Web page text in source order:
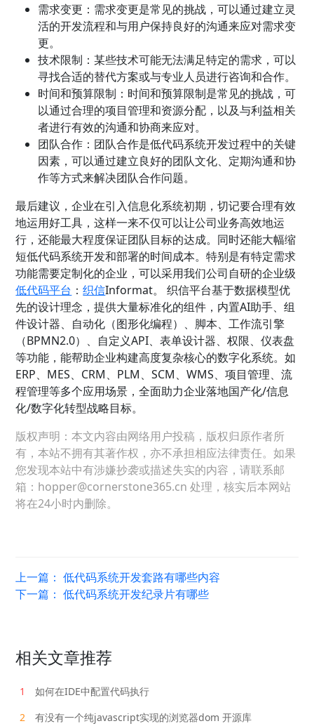
需求变更：需求变更是常见的挑战，可以通过建立灵
活的开发流程和与用户保持良好的沟通来应对需求变
更。
技术限制：某些技术可能无法满足特定的需求，可以
寻找合适的替代方案或与专业人员进行咨询和合作。
时间和预算限制：时间和预算限制是常见的挑战，可
以通过合理的项目管理和资源分配，以及与利益相关
者进行有效的沟通和协商来应对。
团队合作：团队合作是低代码系统开发过程中的关键
因素，可以通过建立良好的团队文化、定期沟通和协
作等方式来解决团队合作问题。
最后建议，企业在引入信息化系统初期，切记要合理有效
地运用好工具，这样一来不仅可以让公司业务高效地运
行，还能最大程度保证团队目标的达成。同时还能大幅缩
短低代码系统开发和部署的时间成本。特别是有特定需求
功能需要定制化的企业，可以采用我们公司自研的企业级
低代码平台 ：织信Informat。 织信平台基于数据模型优
先的设计理念，提供大量标准化的组件，内置AI助手、组
件设计器、自动化（图形化编程）、脚本、工作流引擎
（BPMN2.0）、自定义API、表单设计器、权限、仪表盘
等功能，能帮助企业构建高度复杂核心的数字化系统。如
ERP、MES、CRM、PLM、SCM、WMS、项目管理、流
程管理等多个应用场景，全面助力企业落地国产化/信息
化/数字化转型战略目标。
版权声明：本文内容由网络用户投稿，版权归原作者所
有，本站不拥有其著作权，亦不承担相应法律责任。如果
您发现本站中有涉嫌抄袭或描述失实的内容，请联系邮
箱：hopper@cornerstone365.cn 处理，核实后本网站
将在24小时内删除。
上一篇：低代码系统开发套路有哪些内容
下一篇：低代码系统开发纪录片有哪些
相关文章推荐
1
如何在IDE中配置代码执行
2
有没有一个纯javascript实现的浏览器dom 开源库